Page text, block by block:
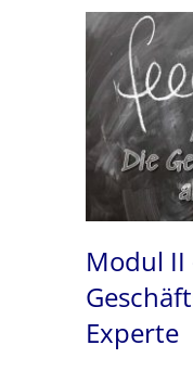
Modul II
Experte